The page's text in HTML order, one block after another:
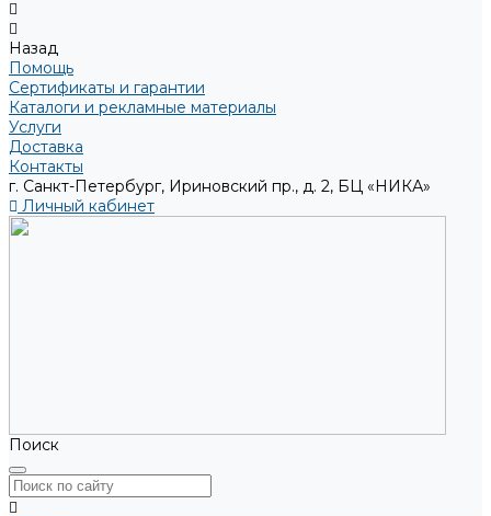
Назад
Помощь
Сертификаты и гарантии
Каталоги и рекламные материалы
Услуги
Доставка
Контакты
г. Санкт-Петербург, Ириновский пр., д. 2, БЦ «НИКА»
Личный кабинет
Поиск